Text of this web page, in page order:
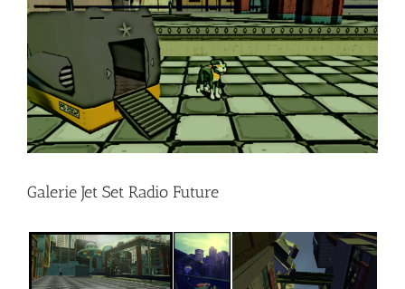
l'image
Galerie Jet Set Radio Future